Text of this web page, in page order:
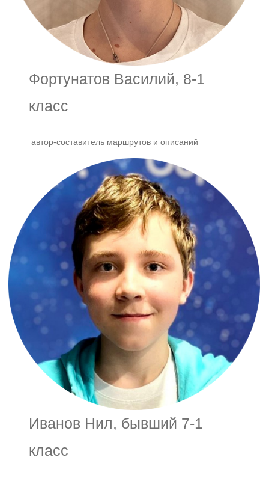
Фортунатов Василий, 8-1
класс
автор-составитель маршрутов и описаний
Иванов Нил, бывший 7-1
класс